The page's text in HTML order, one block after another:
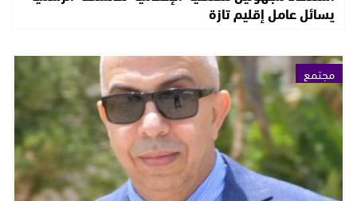
يسائل عامل إقليم تازة
مجتمع